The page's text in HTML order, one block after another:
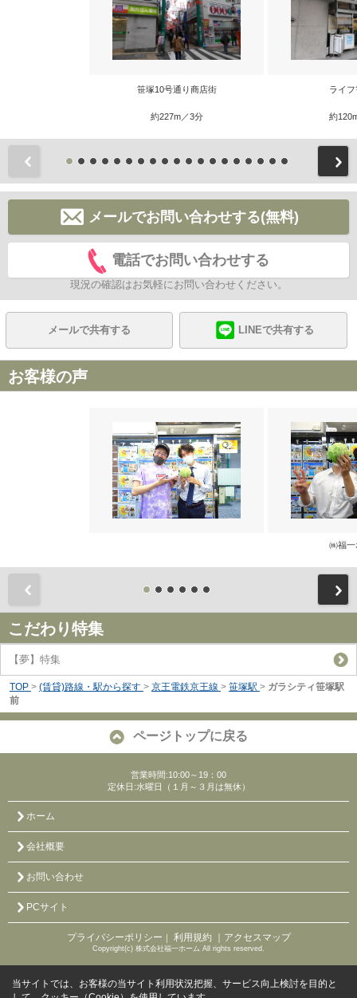
笹塚10号通り商店街
約227m／3分
ライ
約
メールでお問い合わせする(無料)
電話でお問い合わせする
現況の確認はお気軽にお問い合わせください。
メールで共有する LINEで共有する
お客様の声
㈱福一
こだわり特集
【夢】特集
TOP > (賃貸)路線・駅から探す > 京王電鉄京王線 > 笹塚駅 > ガラシティ笹塚駅
前
ページトップに戻る
営業時間:10:00～19：00
定休日:水曜日（１月～３月は無休）
ホーム
会社概要
お問い合わせ
PCサイト
プライバシーポリシー ｜ 利用規約 ｜アクセスマップ
Copyright(c) 株式会社福一ホーム All rights reserved.
当サイトでは、お客様の当サイト利用状況把握、サービス向上検討を目的と